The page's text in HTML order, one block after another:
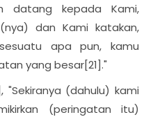
datang kepada Kami,
dan Kami katakan,
apa pun, kamu
yang besar[21]."
"Sekiranya (dahulu) kami
(peringatan itu)